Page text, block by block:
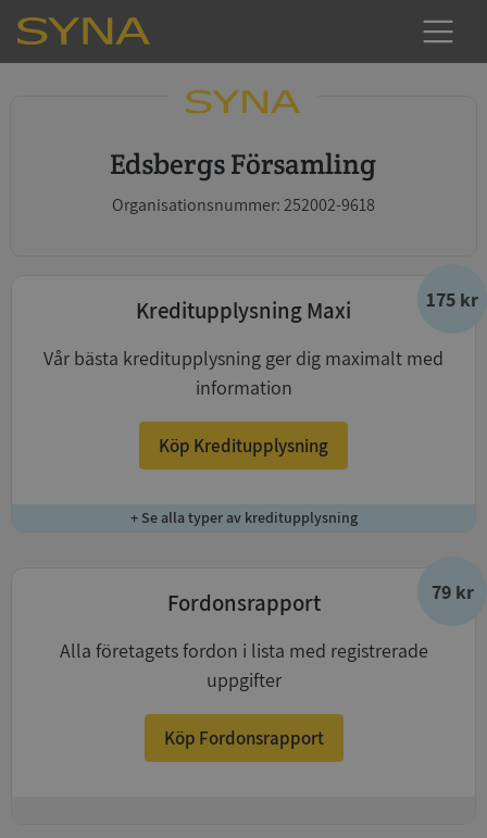
Edsbergs Församling
Organisationsnummer: 252002-9618
175 kr
Kreditupplysning Maxi
Vår bästa kreditupplysning ger dig maximalt med
information
Köp Kreditupplysning
+ Se alla typer av kreditupplysning
79 kr
Fordonsrapport
Alla företagets fordon i lista med registrerade
uppgifter
Köp Fordonsrapport